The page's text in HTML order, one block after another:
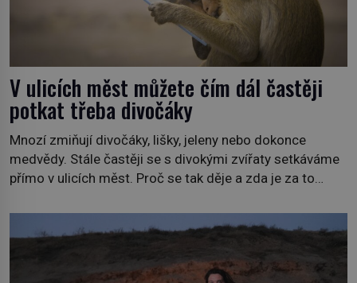
V ulicích měst můžete čím dál častěji
potkat třeba divočáky
Mnozí zmiňují divočáky, lišky, jeleny nebo dokonce
medvědy. Stále častěji se s divokými zvířaty setkáváme
přímo v ulicích měst. Proč se tak děje a zda je za to
jiných. My se raději podíváme do jiných zemí a
prozkoumáme, jaká další zvířata po celém světě se